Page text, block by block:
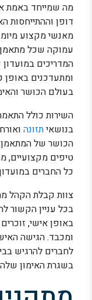
מה שמייחד באמת
דופן וההתייחסות
מאנשי מקצוע
עמוקה שכל מתאמן
המדריכים
ומתעדכנים
בעולם הכושר
השירות כולל
בנושאיתזונה
הכושר של המתאמן.
טיפים מקצועיים,
כל החברים
צוות קבלת הקהל
בכל עניין הקשור
באופן אישי,
ומכבד. הגישה
לחברים להרגיש
בשגרת האימון